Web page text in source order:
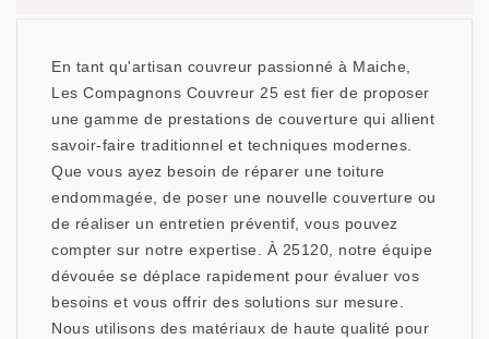
En tant qu'artisan couvreur passionné à Maiche,
Les Compagnons Couvreur 25 est fier de proposer
une gamme de prestations de couverture qui allient
savoir-faire traditionnel et techniques modernes.
Que vous ayez besoin de réparer une toiture
endommagée, de poser une nouvelle couverture ou
de réaliser un entretien préventif, vous pouvez
compter sur notre expertise. À 25120, notre équipe
dévouée se déplace rapidement pour évaluer vos
besoins et vous offrir des solutions sur mesure.
Nous utilisons des matériaux de haute qualité pour